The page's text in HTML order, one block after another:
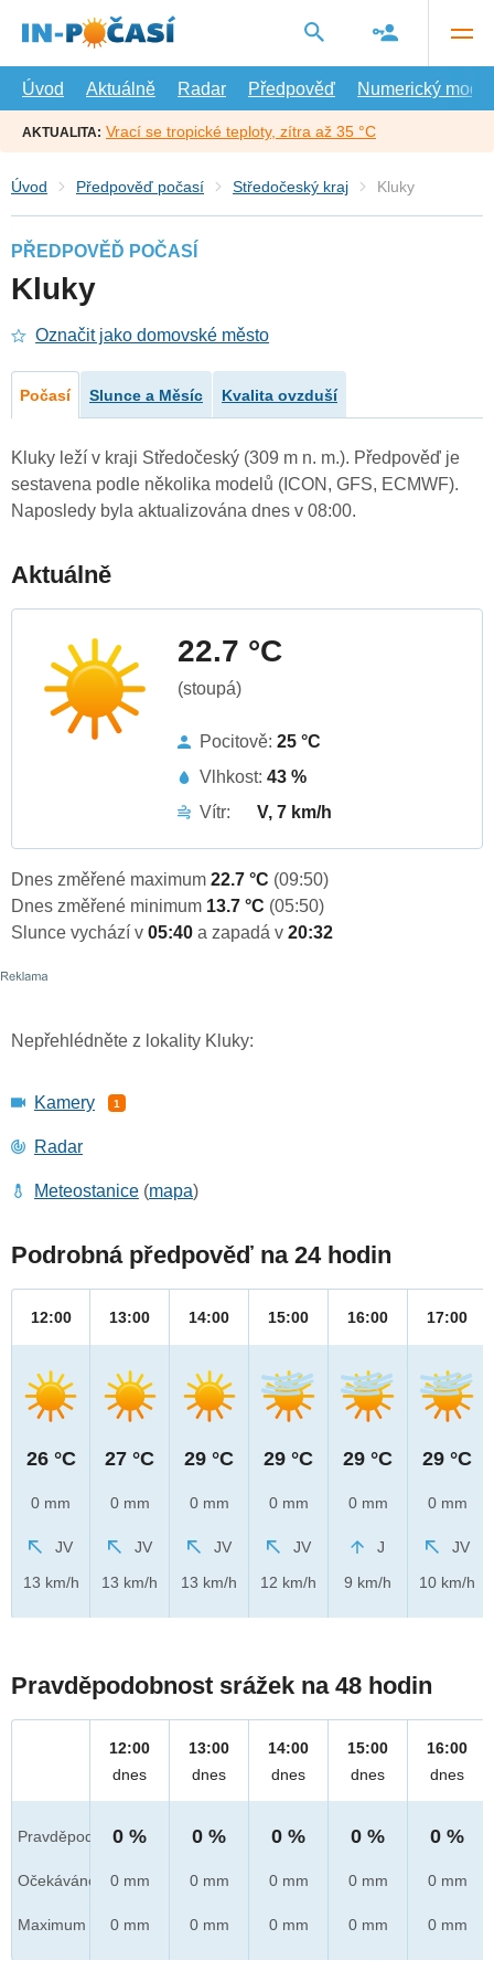
hlavní
Úvod
Aktuálně Radar Předpověď Numerický model
AKTUALITA: Vrací se tropické teploty, zítra až 35 °C
Úvod Předpověď počasí Středočeský kraj Kluky
PŘEDPOVĚĎ POČASÍ
Kluky
Označit jako domovské město
Počasí Slunce a Měsíc Kvalita ovzduší
Kluky leží v kraji Středočeský (309 m n. m.). Předpověď je
sestavena podle několika modelů (ICON, GFS, ECMWF).
Naposledy byla aktualizována dnes v 08:00.
Aktuálně
22.7 °C
(stoupá)
Pocitově: 25 °C
Vlhkost: 43 %
Vítr:
V, 7 km/h
Dnes změřené maximum 22.7 °C (09:50)
Dnes změřené minimum 13.7 °C (05:50)
Slunce vychází v 05:40 a zapadá v 20:32
Nepřehlédněte z lokality Kluky:
Kamery 1
Radar
Meteostanice (mapa)
Podrobná předpověď na 24 hodin
12:00
26 °C
0 mm
JV
13 km/h
13:00
27 °C
0 mm
JV
13 km/h
14:00
29 °C
0 mm
JV
13 km/h
15:00
29 °C
0 mm
JV
12 km/h
16:00
29 °C
0 mm
J
9 km/h
17:00
29 °C
0 mm
JV
10 km/h
Pravděpodobnost srážek na 48 hodin
Pravděpod.
Očekáváno
Maximum
12:00
dnes
0 %
0 mm
0 mm
13:00
dnes
0 %
0 mm
0 mm
14:00
dnes
0 %
0 mm
0 mm
15:00
dnes
0 %
0 mm
0 mm
16:00
dnes
0 %
0 mm
0 mm